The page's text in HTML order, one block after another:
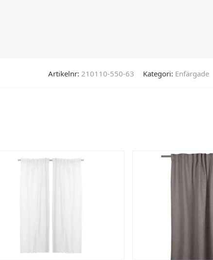
Artikelnr: 210110-550-63 Kategori: Enfärgade